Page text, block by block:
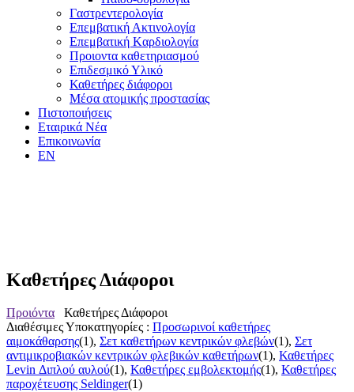
Γαστρεντερολογία
Επεμβατική Ακτινολογία
Επεμβατική Kαρδιολογία
Προιοντα καθετηριασμού
Επιδεσμικό Υλικό
Καθετήρες διάφοροι
Μέσα ατομικής προστασίας
Πιστοποιήσεις
Εταιρικά Νέα
Επικοινωνία
EN
Καθετήρες Διάφοροι
Προιόντα
Καθετήρες Διάφοροι
Διαθέσιμες Υποκατηγορίες : Προσωρινοί καθετήρες
αιμοκάθαρσης(1), Σετ καθετήρων κεντρικών φλεβών(1), Σετ
αντιμικροβιακών κεντρικών φλεβικών καθετήρων(1), Καθετήρες
Levin Διπλού αυλού(1), Καθετήρες εμβολεκτομής(1), Καθετήρες
παροχέτευσης Seldinger(1)